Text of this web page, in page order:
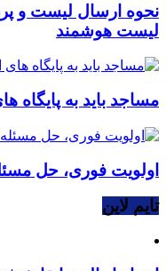
نحوه ارسال لیست و
لیست هوشمند
مساجد باید به پایگاه
اولویت فوری، حل
تایم لاین